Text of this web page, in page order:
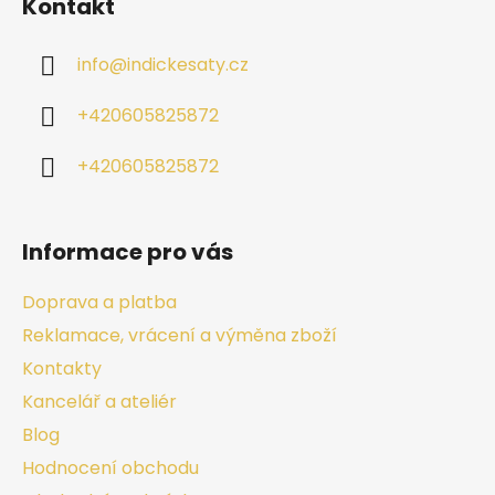
Kontakt
info@indickesaty.cz
+420605825872
+420605825872
Informace pro vás
Doprava a platba
Reklamace, vrácení a výměna zboží
Kontakty
Kancelář a ateliér
Blog
Hodnocení obchodu